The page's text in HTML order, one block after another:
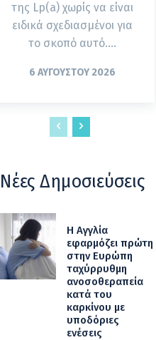
της Lp(a) χωρίς να είναι
ειδικά σχεδιασμένοι για
το σκοπό αυτό....
6 ΑΥΓΟΎΣΤΟΥ 2026
Νέες Δημοσιεύσεις
Η Αγγλία
εφαρμόζει πρώτη
στην Ευρώπη
ταχύρρυθμη
ανοσοθεραπεία
κατά του
καρκίνου με
υποδόριες
ενέσεις